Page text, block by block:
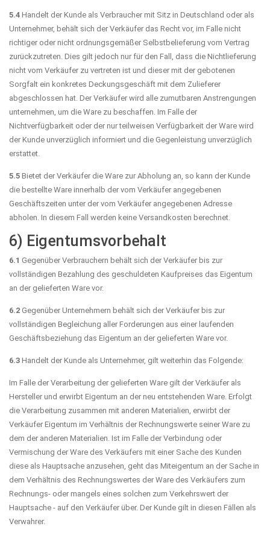
5.4 Handelt der Kunde als Verbraucher mit Sitz in Deutschland oder als
Unternehmer, behält sich der Verkäufer das Recht vor, im Falle nicht
richtiger oder nicht ordnungsgemäßer Selbstbelieferung vom Vertrag
zurückzutreten. Dies gilt jedoch nur für den Fall, dass die Nichtlieferung
nicht vom Verkäufer zu vertreten ist und dieser mit der gebotenen
Sorgfalt ein konkretes Deckungsgeschäft mit dem Zulieferer
abgeschlossen hat. Der Verkäufer wird alle zumutbaren Anstrengungen
unternehmen, um die Ware zu beschaffen. Im Falle der
Nichtverfügbarkeit oder der nur teilweisen Verfügbarkeit der Ware wird
der Kunde unverzüglich informiert und die Gegenleistung unverzüglich
erstattet.
5.5 Bietet der Verkäufer die Ware zur Abholung an, so kann der Kunde
die bestellte Ware innerhalb der vom Verkäufer angegebenen
Geschäftszeiten unter der vom Verkäufer angegebenen Adresse
abholen. In diesem Fall werden keine Versandkosten berechnet.
6) Eigentumsvorbehalt
6.1 Gegenüber Verbrauchern behält sich der Verkäufer bis zur
vollständigen Bezahlung des geschuldeten Kaufpreises das Eigentum
an der gelieferten Ware vor.
6.2 Gegenüber Unternehmern behält sich der Verkäufer bis zur
vollständigen Begleichung aller Forderungen aus einer laufenden
Geschäftsbeziehung das Eigentum an der gelieferten Ware vor.
6.3 Handelt der Kunde als Unternehmer, gilt weiterhin das Folgende:
Im Falle der Verarbeitung der gelieferten Ware gilt der Verkäufer als
Hersteller und erwirbt Eigentum an der neu entstehenden Ware. Erfolgt
die Verarbeitung zusammen mit anderen Materialien, erwirbt der
Verkäufer Eigentum im Verhältnis der Rechnungswerte seiner Ware zu
dem der anderen Materialien. Ist im Falle der Verbindung oder
Vermischung der Ware des Verkäufers mit einer Sache des Kunden
diese als Hauptsache anzusehen, geht das Miteigentum an der Sache in
dem Verhältnis des Rechnungswertes der Ware des Verkäufers zum
Rechnungs- oder mangels eines solchen zum Verkehrswert der
Hauptsache - auf den Verkäufer über. Der Kunde gilt in diesen Fällen als
Verwahrer.